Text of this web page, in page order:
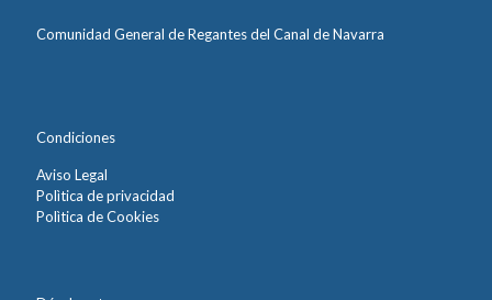
Comunidad General de Regantes del Canal de Navarra
Condiciones
Aviso Legal
Polìtica de privacidad
Polìtica de Cookies